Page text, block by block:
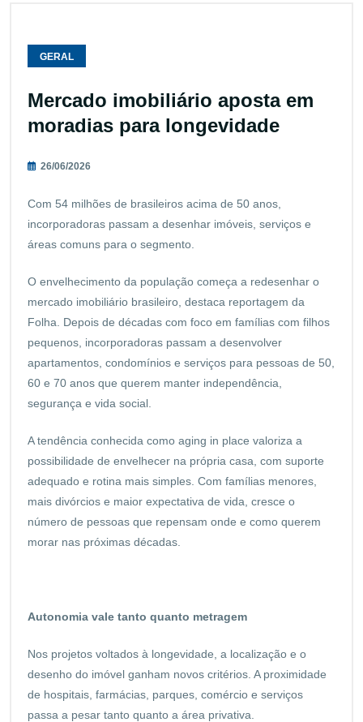
GERAL
Mercado imobiliário aposta em
moradias para longevidade
26/06/2026
Com 54 milhões de brasileiros acima de 50 anos,
incorporadoras passam a desenhar imóveis, serviços e
áreas comuns para o segmento.
O envelhecimento da população começa a redesenhar o
mercado imobiliário brasileiro, destaca reportagem da
Folha. Depois de décadas com foco em famílias com filhos
pequenos, incorporadoras passam a desenvolver
apartamentos, condomínios e serviços para pessoas de 50,
60 e 70 anos que querem manter independência,
segurança e vida social.
A tendência conhecida como aging in place valoriza a
possibilidade de envelhecer na própria casa, com suporte
adequado e rotina mais simples. Com famílias menores,
mais divórcios e maior expectativa de vida, cresce o
número de pessoas que repensam onde e como querem
morar nas próximas décadas.
Autonomia vale tanto quanto metragem
Nos projetos voltados à longevidade, a localização e o
desenho do imóvel ganham novos critérios. A proximidade
de hospitais, farmácias, parques, comércio e serviços
passa a pesar tanto quanto a área privativa.